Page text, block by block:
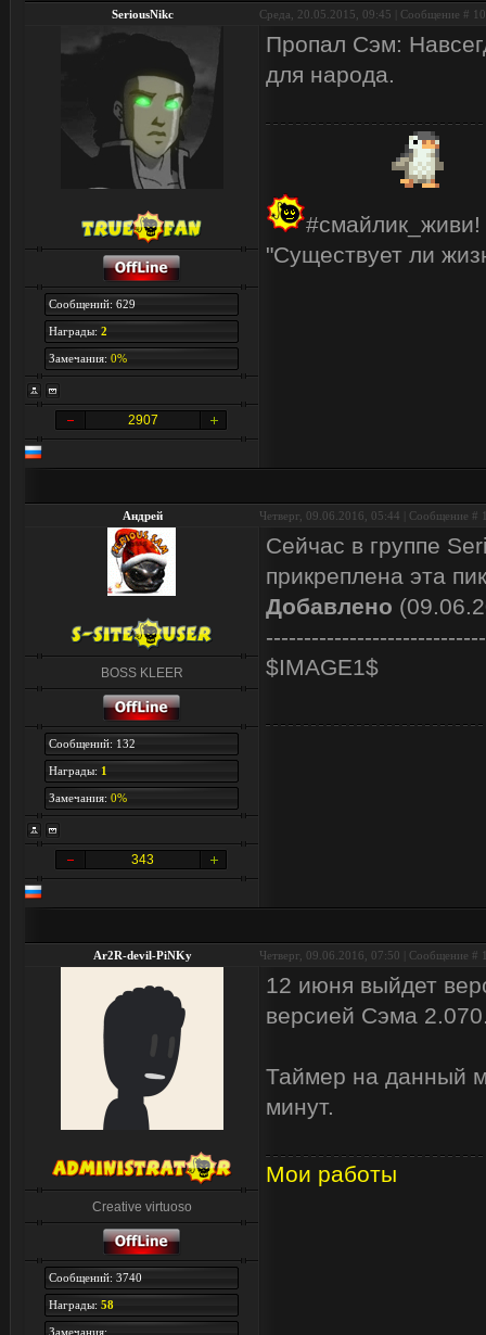
SeriousNikc Среда, 20.05.2015, 09:45 | Сообщение #
Сообщений: 629
Награды: 2
Замечания: 0%
2907
Пропал Сэм:
для народа.
#смайлик_живи!
"Существует ли
Андрей Четверг, 09.06.2016, 05:44 | Сообщение #
BOSS KLEER
Сообщений: 132
Награды: 1
Замечания: 0%
343
Сейчас в группе
прикреплена эта
Добавлено
$IMAGE1$
Ar2R-devil-PiNKy Четверг, 09.06.2016, 07:50 | Сообщение #
Creative virtuoso
Сообщений: 3740
Награды: 58
Замечания:
12 июня выйдет
версией Сэма
Таймер на данный
минут.
Мои работы